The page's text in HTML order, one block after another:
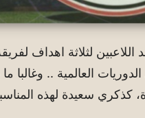
لثلاثة اهداف
العالمية ..
كذكري سعيدة لهذه